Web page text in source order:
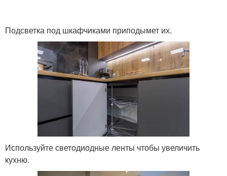
Подсветка под шкафчиками приподымет их.
Используйте светодиодные ленты чтобы увеличить
кухню.